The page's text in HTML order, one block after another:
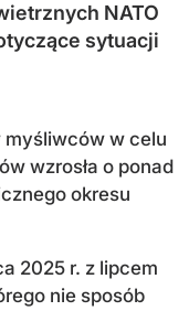
NATO
sytuacji
w celu
wzrosła o ponad
okresu
2025 r. z lipcem
nie sposób